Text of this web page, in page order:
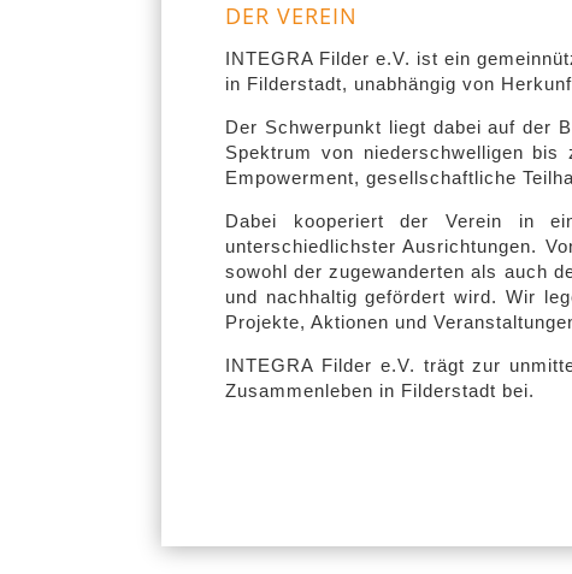
DER VEREIN
INTEGRA Filder e.V. ist ein
in Filderstadt, unabhängig von
Der Schwerpunkt liegt dabei auf der
Spektrum von niederschwelligen bis
Empowerment, gesellschaftliche
Dabei kooperiert der Verein in
unterschiedlichster Ausrichtungen.
sowohl der zugewanderten als auch
und nachhaltig gefördert wird. Wir
Projekte, Aktionen und
INTEGRA Filder e.V. trägt zur
Zusammenleben in Filderstadt bei.